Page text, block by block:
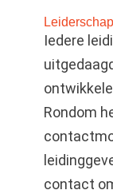
Leiderschap
Iedere
Rondom
contact